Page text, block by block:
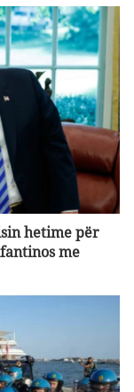
hetime për
me